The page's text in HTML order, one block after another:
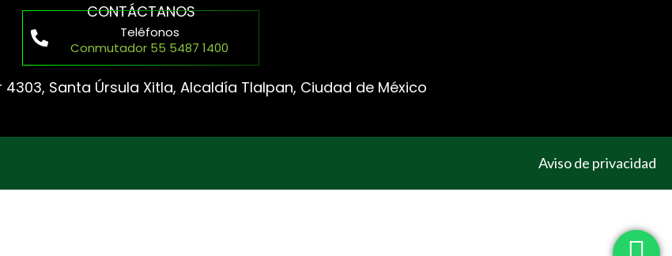
CONTÁCTANOS
Teléfonos
Conmutador 55 5487 1400
4303, Santa Úrsula Xitla, Alcaldía Tlalpan, Ciudad de México
Aviso de privacidad